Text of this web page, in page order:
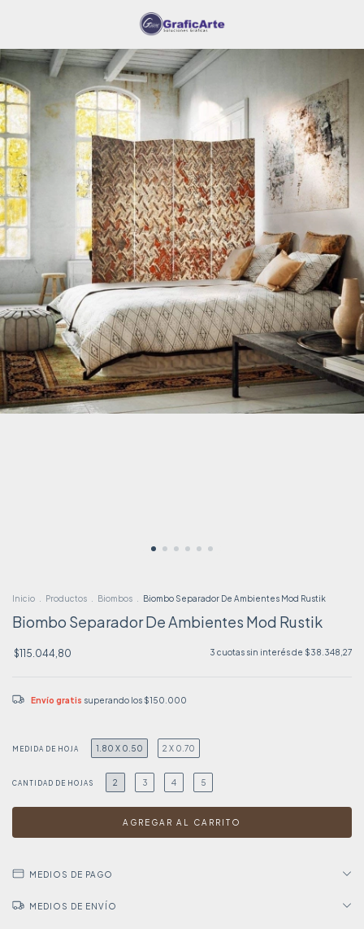
Inicio Productos Biombos Biombo Separador De Ambientes Mod Rustik
Biombo Separador De Ambientes Mod Rustik
$115.044,80 3 cuotas sin interés de $38.348,27
Envío gratis superando los $150.000
MEDIDA DE HOJA 1.80 X 0.50 2 X 0.70
CANTIDAD DE HOJAS 2 3 4 5
MEDIOS DE PAGO
MEDIOS DE ENVÍO